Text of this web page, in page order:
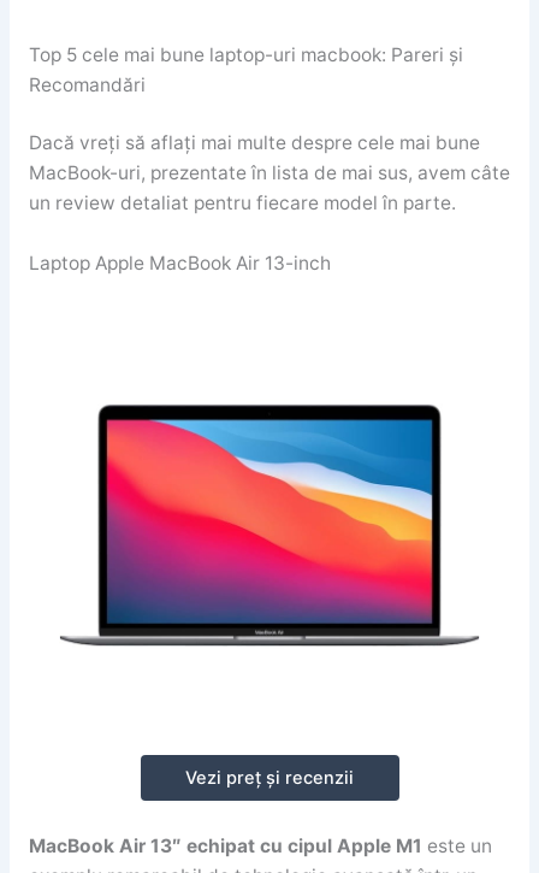
Top 5 cele mai bune laptop-uri macbook: Pareri și
Recomandări
Dacă vreți să aflați mai multe despre cele mai bune
MacBook-uri, prezentate în lista de mai sus, avem câte
un review detaliat pentru fiecare model în parte.
Laptop Apple MacBook Air 13-inch
Vezi preț și recenzii
MacBook Air 13″ echipat cu cipul Apple M1 este un